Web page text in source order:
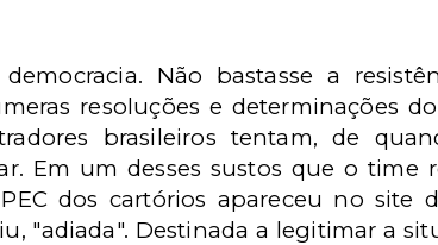
Não bastasse a
resoluções e determinações
brasileiros tentam, de
Em um desses sustos que o time
dos cartórios apareceu no site
"adiada". Destinada a legitimar a